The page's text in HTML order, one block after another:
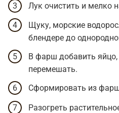
Лук очистить и мелко
Щуку, морские
блендере до
В фарш добавить яйцо,
перемешать.
Сформировать из
Разогреть